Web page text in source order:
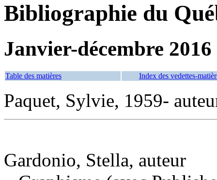
Bibliographie du
Janvier-décembre 2016
Table des matières Index des vedettes-
Paquet, Sylvie, 1959-
Gardonio, Stella, auteur